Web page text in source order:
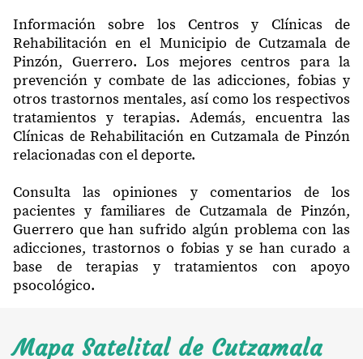
Información sobre los Centros y Clínicas de
Rehabilitación en el Municipio de Cutzamala de
Pinzón, Guerrero. Los mejores centros para la
prevención y combate de las adicciones, fobias y
otros trastornos mentales, así como los respectivos
tratamientos y terapias. Además, encuentra las
Clínicas de Rehabilitación en Cutzamala de Pinzón
relacionadas con el deporte.
Consulta las opiniones y comentarios de los
pacientes y familiares de Cutzamala de Pinzón,
Guerrero que han sufrido algún problema con las
adicciones, trastornos o fobias y se han curado a
base de terapias y tratamientos con apoyo
psocológico.
Mapa Satelital de Cutzamala